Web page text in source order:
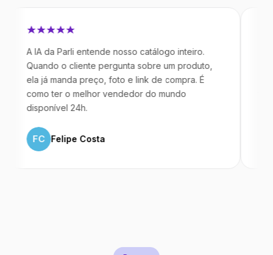
da Parli entende nosso catálogo inteiro.
o cliente pergunta sobre um produto,
já manda preço, foto e link de compra. É
ter o melhor vendedor do mundo
24h.
Felipe Costa